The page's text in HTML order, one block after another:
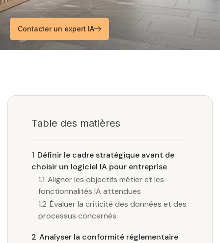
Contacter un expert IA
Table des matières
1 Définir le cadre stratégique avant de
choisir un logiciel IA pour entreprise
1.1 Aligner les objectifs métier et les
fonctionnalités IA attendues
1.2 Évaluer la criticité des données et des
processus concernés
2 Analyser la conformité réglementaire